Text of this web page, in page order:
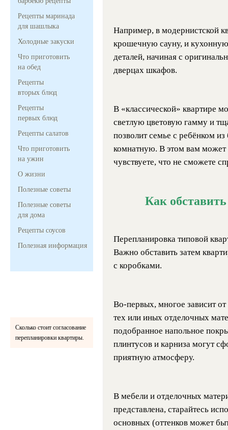
Рецепты маринада
для шашлыка
Холодные закуски
Что приготовить
на обед
Рецепты
вторых блюд
Рецепты
первых блюд
Рецепты салатов
Что приготовить
на ужин
О жизни
Полезные советы
Полезные советы
для дома
Рецепты соусов
Полезная информация
Сколько стоит согласование
перепланировки квартиры.
Например, в модернистской
крошечную сауну, и
деталей, начиная с
дверцах шкафов.
В «классической» квартире
светлую цветовую гамму и
позволит семье с ребёнком
комнатную. В этом вам может
чувствуете, что не сможете
Как
Перепланировка типовой
Важно обставить затем
с коробками.
Во-первых, многое зависит
тех или иных отделочных
подобранное напольное
плинтусов и карниза могут
приятную атмосферу.
В мебели и отделочных
представлена, старайтесь
основных (оттенков может